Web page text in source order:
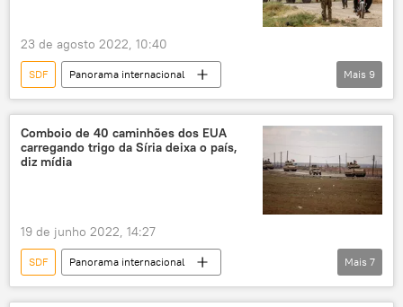
23 de agosto 2022, 10:40
SDF
Panorama internacional
Ásia e Oceania
Síria
EUA
SANA
Qamishli
Al-Hasakah
Exército
Exército da Síria
Mais 9
Comboio de 40 caminhões dos EUA
carregando trigo da Síria deixa o país,
diz mídia
19 de junho 2022, 14:27
SDF
Panorama internacional
Oriente Médio e África
Américas
Mais 7